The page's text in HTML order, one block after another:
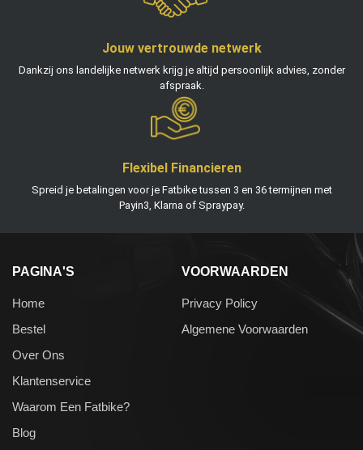
Jouw vertrouwde netwerk
Dankzij ons landelijke netwerk krijg je altijd persoonlijk advies, zonder
afspraak.
Flexibel Financieren
Spreid je betalingen voor je Fatbike tussen 3 en 36 termijnen met
Payin3, Klarna of Spraypay.
PAGINA'S
Home
Bestel
Over Ons
Klantenservice
Waarom Een Fatbike?
Blog
VOORWAARDEN
Privacy Policy
Algemene Voorwaarden